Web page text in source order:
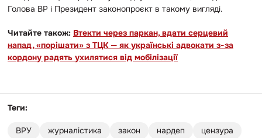
Голова ВР і Президент законопроєкт в такому вигляді.
Читайте також: Втекти через паркан, вдати серцевий
напад, «порішати» з ТЦК — як українські адвокати з-за
кордону радять ухилятися від мобілізації
Теги:
ВРУ журналістика закон нардеп цензура